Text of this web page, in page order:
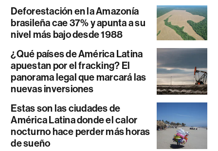
Deforestación en la Amazonía
brasileña cae 37% y apunta a su
nivel más bajo desde 1988
¿Qué países de América Latina
apuestan por el fracking? El
panorama legal que marcará las
nuevas inversiones
Estas son las ciudades de
América Latina donde el calor
nocturno hace perder más horas
de sueño